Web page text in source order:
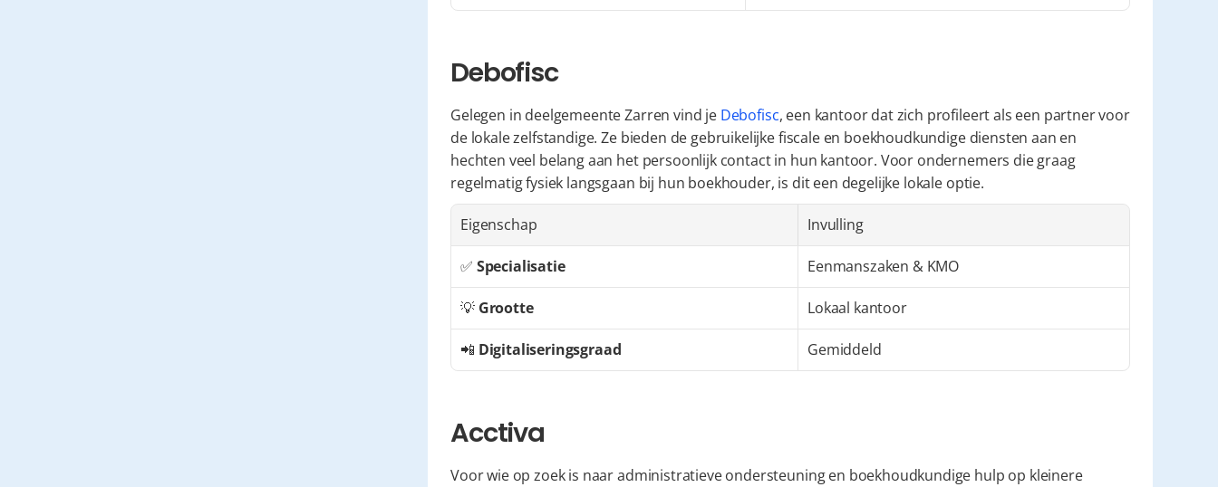
Debofisc
Gelegen in deelgemeente Zarren vind je Debofisc, een kantoor dat zich profileert als een partner voor
de lokale zelfstandige. Ze bieden de gebruikelijke fiscale en boekhoudkundige diensten aan en
hechten veel belang aan het persoonlijk contact in hun kantoor. Voor ondernemers die graag
regelmatig fysiek langsgaan bij hun boekhouder, is dit een degelijke lokale optie.
Eigenschap Invulling
✅ Specialisatie Eenmanszaken & KMO
💡 Grootte Lokaal kantoor
📲 Digitaliseringsgraad Gemiddeld
Acctiva
Voor wie op zoek is naar administratieve ondersteuning en boekhoudkundige hulp op kleinere